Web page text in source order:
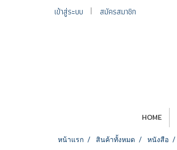
เข้าสู่ระบบ สมัครสมาชิก
HOME
หน้าแรก สินค้าทั้งหมด หนังสือ